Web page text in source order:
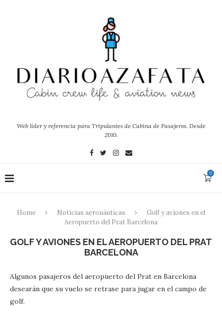
Web líder y referencia para Tripulantes de Cabina de Pasajeros. Desde
2010.
0
Home Noticias aeronáuticas
Golf y aviones en el
Aeropuerto del Prat Barcelona
GOLF Y AVIONES EN EL AEROPUERTO DEL PRAT
BARCELONA
Algunos pasajeros del aeropuerto del Prat en Barcelona
desearán que su vuelo se retrase para jugar en el campo de
golf.